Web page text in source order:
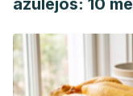
azulejos: 10